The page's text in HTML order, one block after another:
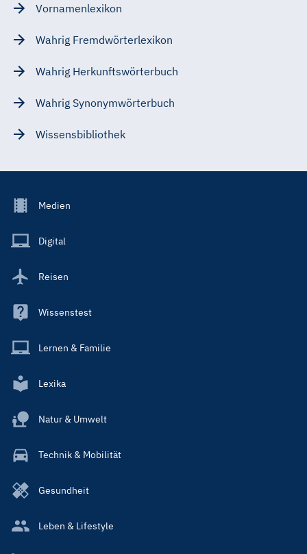
Vornamenlexikon
Wahrig Fremdwörterlexikon
Wahrig Herkunftswörterbuch
Wahrig Synonymwörterbuch
Wissensbibliothek
Footer
Main
Medien
Digital
Reisen
Wissenstest
Lernen & Familie
Lexika
Natur & Umwelt
Technik & Mobilität
Gesundheit
Leben & Lifestyle